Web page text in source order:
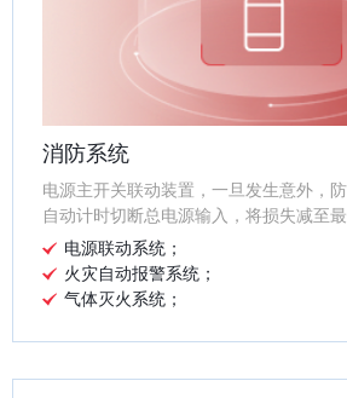
消防系统
电源主开关联动装置，一旦发生意外，
自动计时切断总电源输入，将损失减至最
电源联动系统；
火灾自动报警系统；
气体灭火系统；